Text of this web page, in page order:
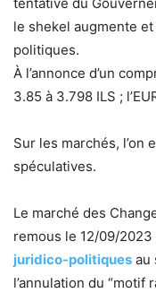
le shekel augmente
politiques.
À l’annonce d’un
3.85 à 3.798 ILS ;
Sur les marchés, l’on
spéculatives.
Le marché des
remous le 12/09/
juridico-politiques au
l’annulation du “motif